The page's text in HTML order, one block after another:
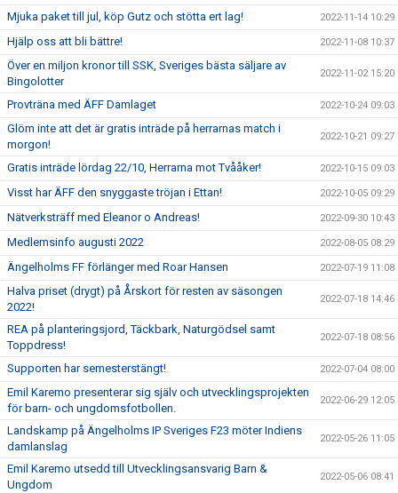
Mjuka paket till jul, köp Gutz och stötta ert lag! 2022-11-14 10:29
Hjälp oss att bli bättre! 2022-11-08 10:37
Över en miljon kronor till SSK, Sveriges bästa säljare av
Bingolotter
2022-11-02 15:20
Provträna med ÄFF Damlaget 2022-10-24 09:03
Glöm inte att det är gratis inträde på herrarnas match i
morgon!
2022-10-21 09:27
Gratis inträde lördag 22/10, Herrarna mot Tvååker! 2022-10-15 09:03
Visst har ÄFF den snyggaste tröjan i Ettan! 2022-10-05 09:29
Nätverksträff med Eleanor o Andreas! 2022-09-30 10:43
Medlemsinfo augusti 2022 2022-08-05 08:29
Ängelholms FF förlänger med Roar Hansen 2022-07-19 11:08
Halva priset (drygt) på Årskort för resten av säsongen
2022!
2022-07-18 14:46
REA på planteringsjord, Täckbark, Naturgödsel samt
Toppdress!
2022-07-18 08:56
Supporten har semesterstängt! 2022-07-04 08:00
Emil Karemo presenterar sig själv och utvecklingsprojekten
för barn- och ungdomsfotbollen.
2022-06-29 12:05
Landskamp på Ängelholms IP Sveriges F23 möter Indiens
damlanslag
2022-05-26 11:05
Emil Karemo utsedd till Utvecklingsansvarig Barn &
Ungdom
2022-05-06 08:41